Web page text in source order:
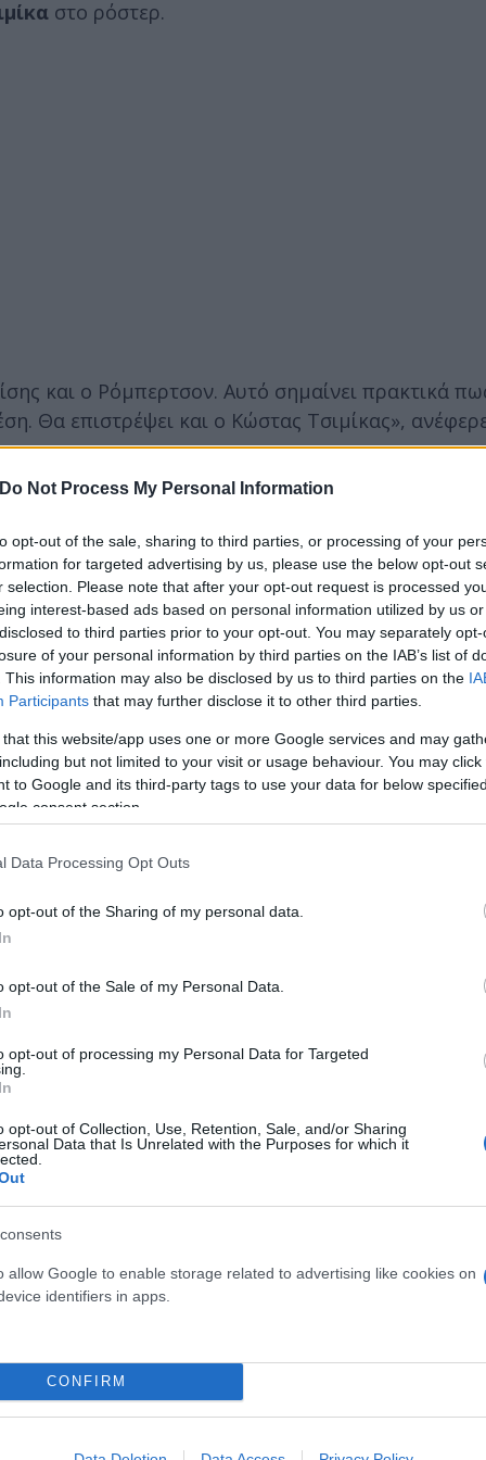
Do Not Process My Personal Information
opt-out of the sale, sharing to third parties, or processing of your
for targeted advertising by us, please use the below opt-out
selection. Please note that after your opt-out request is processed
interest-based ads based on personal information utilized by us
to third parties prior to your opt-out. You may separately
of your personal information by third parties on the IAB’s list of
This information may also be disclosed by us to third parties on the
Participants that may further disclose it to other third parties.
that this website/app uses one or more Google services and may
but not limited to your visit or usage behaviour. You may
to Google and its third-party tags to use your data for below
consent section.
Data Processing Opt Outs
opt-out of the Sharing of my personal data.
opt-out of the Sale of my Personal Data.
opt-out of processing my Personal Data for Targeted
opt-out of Collection, Use, Retention, Sale, and/or Sharing
Data that Is Unrelated with the Purposes for which it
allow Google to enable storage related to advertising like cookies on
identifiers in apps.
CONFIRM
στο ρόστερ.
και ο Ρόμπερτσον. Αυτό σημαίνει πρακτικά
Θα επιστρέψει και ο Κώστας Τσιμίκας»,
αντιμετωπίσουμε την αποχώρηση του Σαλάχ. Αν
για κάποιον που έχει διαφορετικό στυλ».
Liverpool’s back up left back next season, and a
2020 και έχει καταγράψει συνολικά